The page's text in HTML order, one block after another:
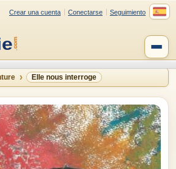
Crear una cuenta Conectarse Seguimiento
Elle nous interroge